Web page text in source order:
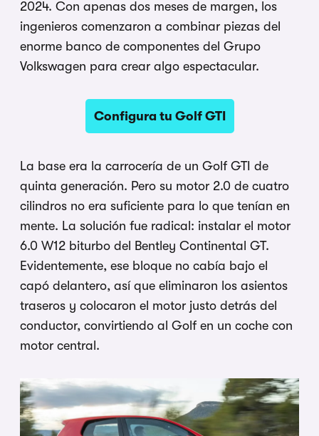
2024. Con apenas dos meses de margen, los
ingenieros comenzaron a combinar piezas del
enorme banco de componentes del Grupo
Volkswagen para crear algo espectacular.
Configura tu Golf GTI
La base era la carrocería de un Golf GTI de
quinta generación. Pero su motor 2.0 de cuatro
cilindros no era suficiente para lo que tenían en
mente. La solución fue radical: instalar el motor
6.0 W12 biturbo del Bentley Continental GT.
Evidentemente, ese bloque no cabía bajo el
capó delantero, así que eliminaron los asientos
traseros y colocaron el motor justo detrás del
conductor, convirtiendo al Golf en un coche con
motor central.